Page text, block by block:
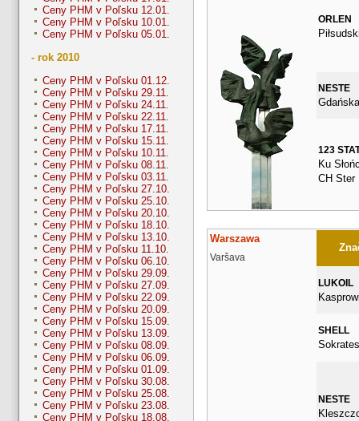
Ceny PHM v Poľsku 12.01.
Ceny PHM v Poľsku 10.01.
Ceny PHM v Poľsku 05.01.
- rok 2010
Ceny PHM v Poľsku 01.12.
Ceny PHM v Poľsku 29.11.
Ceny PHM v Poľsku 24.11.
Ceny PHM v Poľsku 22.11.
Ceny PHM v Poľsku 17.11.
Ceny PHM v Poľsku 15.11.
Ceny PHM v Poľsku 10.11.
Ceny PHM v Poľsku 08.11.
Ceny PHM v Poľsku 03.11.
Ceny PHM v Poľsku 27.10.
Ceny PHM v Poľsku 25.10.
Ceny PHM v Poľsku 20.10.
Ceny PHM v Poľsku 18.10.
Ceny PHM v Poľsku 13.10.
Ceny PHM v Poľsku 11.10.
Ceny PHM v Poľsku 06.10.
Ceny PHM v Poľsku 29.09.
Ceny PHM v Poľsku 27.09.
Ceny PHM v Poľsku 22.09.
Ceny PHM v Poľsku 20.09.
Ceny PHM v Poľsku 15.09.
Ceny PHM v Poľsku 13.09.
Ceny PHM v Poľsku 08.09.
Ceny PHM v Poľsku 06.09.
Ceny PHM v Poľsku 01.09.
Ceny PHM v Poľsku 30.08.
Ceny PHM v Poľsku 25.08.
Ceny PHM v Poľsku 23.08.
Ceny PHM v Poľsku 18.08.
ORLEN
NESTE
123
Ku
CH Ster
Warszawa
Varšava
LUKOIL
SHELL
NESTE